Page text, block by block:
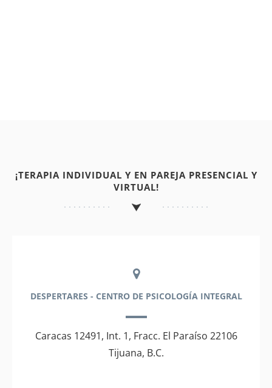
¡TERAPIA INDIVIDUAL Y EN PAREJA PRESENCIAL Y
VIRTUAL!
DESPERTARES - CENTRO DE PSICOLOGÍA INTEGRAL
Caracas 12491, Int. 1, Fracc. El Paraíso 22106
Tijuana, B.C.